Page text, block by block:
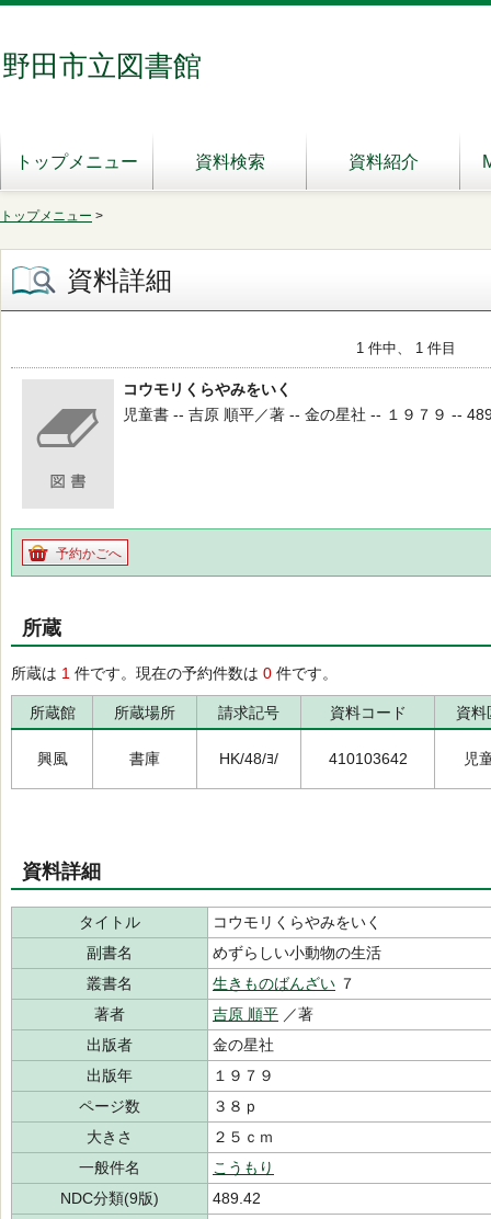
野田市立図書館
トップメニュー 資料検索 資料紹介
トップメニュー >
資料詳細
1 件中、 1 件目
コウモリくらやみをいく
児童書 -- 吉原 順平／著 -- 金の星社 -- １９７９ --
予約かごへ
所蔵
所蔵は 1 件です。現在の予約件数は 0 件です。
所蔵館 所蔵場所 請求記号 資料コード 資料
興風 書庫 HK/48/ﾖ/ 410103642 児
資料詳細
タイトル
コウモリくらやみをいく
副書名
めずらしい小動物の生活
叢書名
生きものばんざい ７
著者
吉原 順平 ／著
出版者
金の星社
出版年
１９７９
ページ数
３８ｐ
大きさ
２５ｃｍ
一般件名
こうもり
NDC分類(9版)
489.42